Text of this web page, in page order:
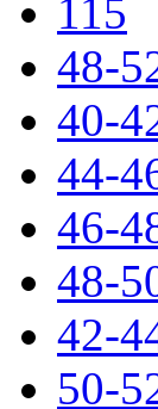
115
48-
40-
44-
46-
48-
42-
50-